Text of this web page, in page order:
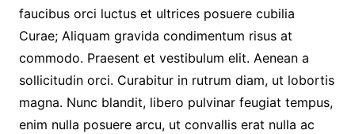
faucibus orci luctus et ultrices posuere cubilia
Curae; Aliquam gravida condimentum risus at
commodo. Praesent et vestibulum elit. Aenean a
sollicitudin orci. Curabitur in rutrum diam, ut lobortis
magna. Nunc blandit, libero pulvinar feugiat tempus,
enim nulla posuere arcu, ut convallis erat nulla ac